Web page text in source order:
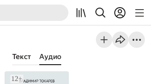
Текст Аудио